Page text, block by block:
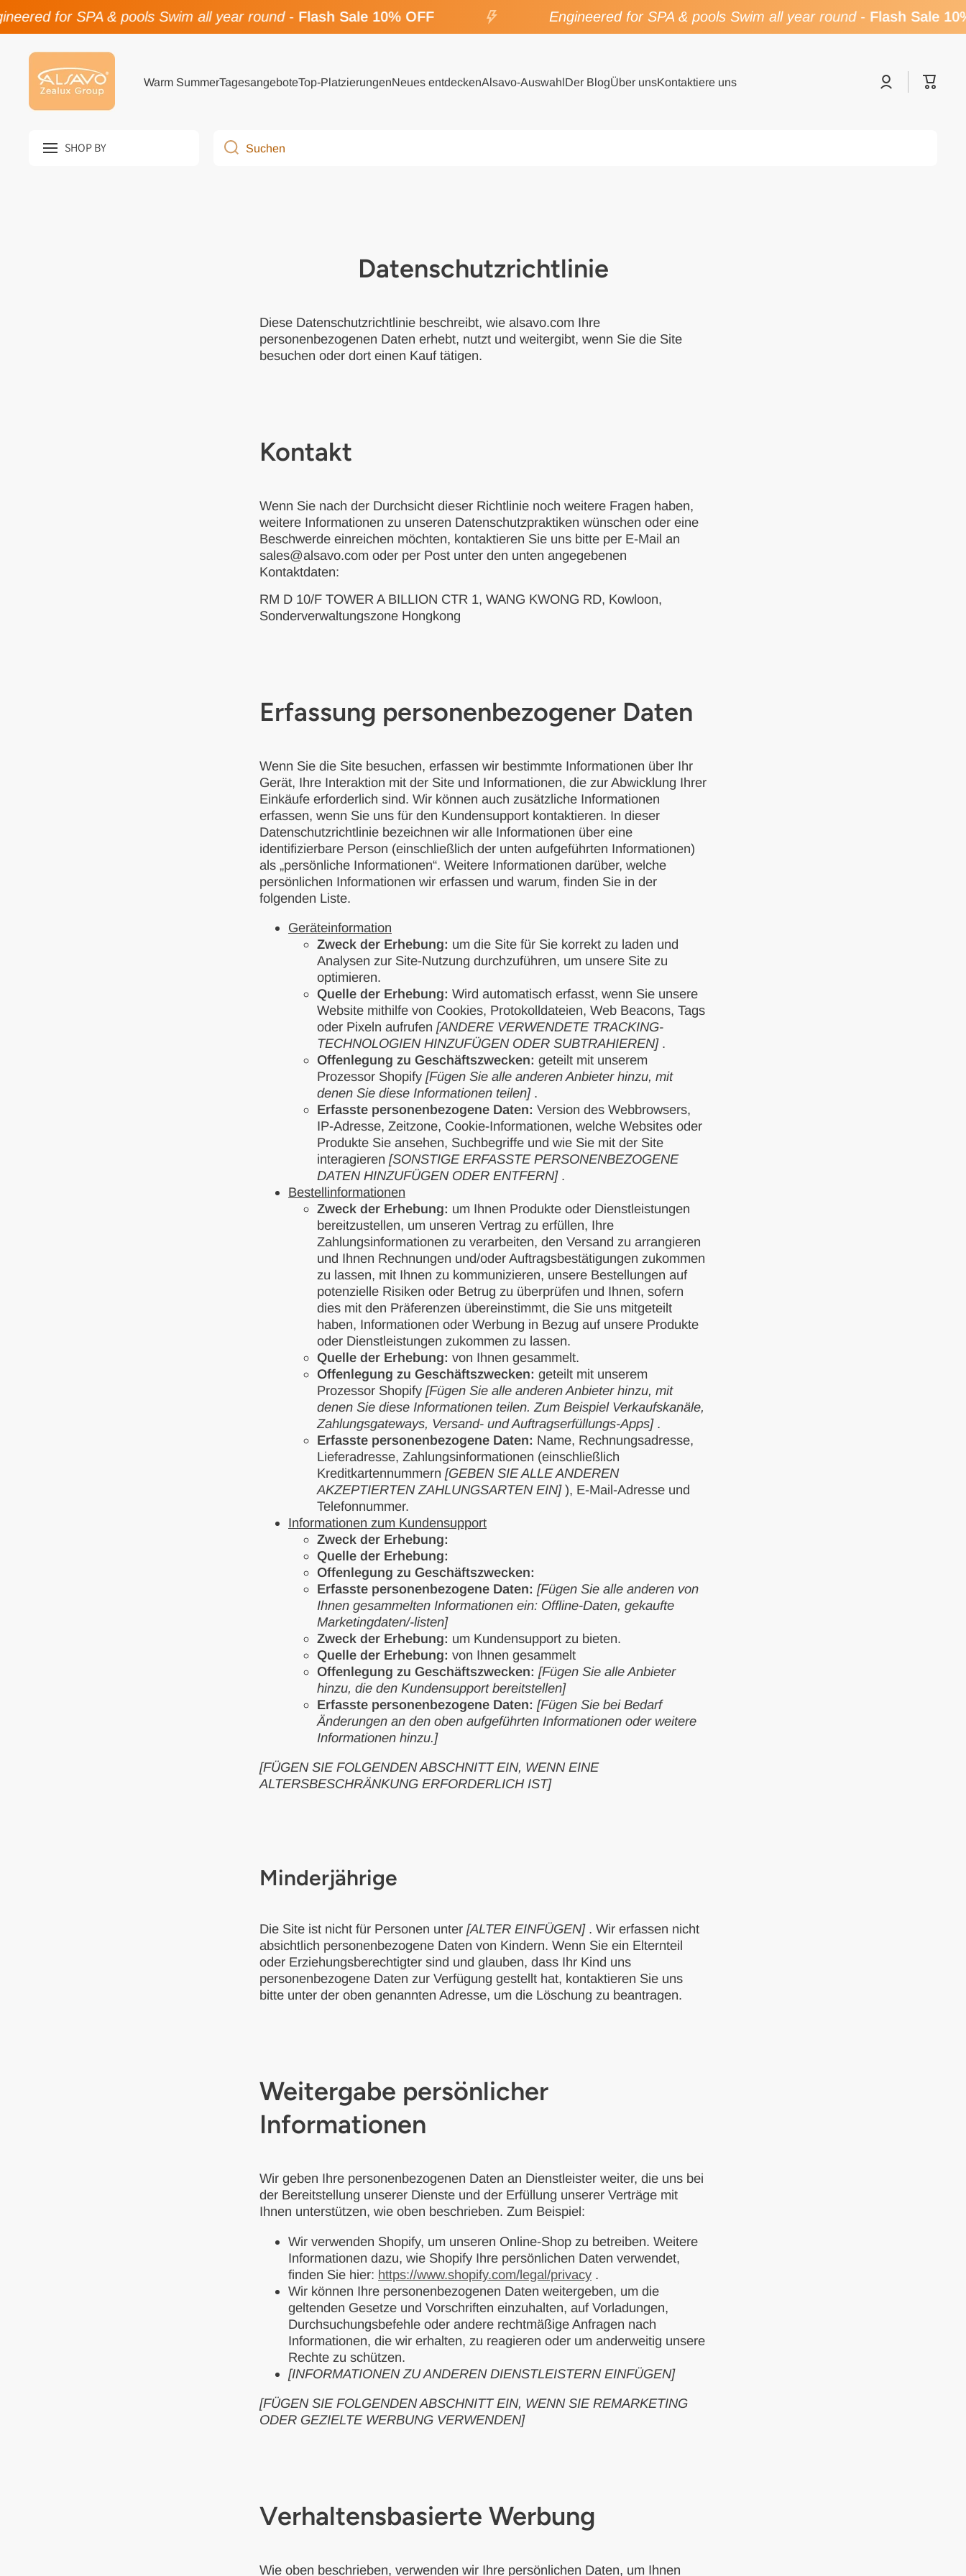
Direkt zum Inhalt
for SPA & pools Swim all year round-Flash Sale 10% OFF Engineered for SPA & pools Swim all year round-Flash Sale 10%
Warm SummerTagesangeboteTop-PlatzierungenNeues entdeckenAlsavo-AuswahlDer BlogÜber unsKontaktiere uns Einloggen
SHOP BY Suchen
Datenschutzrichtlinie
Diese Datenschutzrichtlinie beschreibt, wie alsavo.com Ihre
personenbezogenen Daten erhebt, nutzt und weitergibt, wenn Sie die Site
besuchen oder dort einen Kauf tätigen.
Kontakt
Wenn Sie nach der Durchsicht dieser Richtlinie noch weitere Fragen haben,
weitere Informationen zu unseren Datenschutzpraktiken wünschen oder eine
Beschwerde einreichen möchten, kontaktieren Sie uns bitte per E-Mail an
sales@alsavo.com oder per Post unter den unten angegebenen
Kontaktdaten:
RM D 10/F TOWER A BILLION CTR 1, WANG KWONG RD, Kowloon,
Sonderverwaltungszone Hongkong
Erfassung personenbezogener Daten
Wenn Sie die Site besuchen, erfassen wir bestimmte Informationen über Ihr
Gerät, Ihre Interaktion mit der Site und Informationen, die zur Abwicklung Ihrer
Einkäufe erforderlich sind. Wir können auch zusätzliche Informationen
erfassen, wenn Sie uns für den Kundensupport kontaktieren. In dieser
Datenschutzrichtlinie bezeichnen wir alle Informationen über eine
identifizierbare Person (einschließlich der unten aufgeführten Informationen)
als „persönliche Informationen“. Weitere Informationen darüber, welche
persönlichen Informationen wir erfassen und warum, finden Sie in der
folgenden Liste.
Geräteinformation
Zweck der Erhebung: um die Site für Sie korrekt zu laden und
Analysen zur Site-Nutzung durchzuführen, um unsere Site zu
optimieren.
Quelle der Erhebung: Wird automatisch erfasst, wenn Sie unsere
Website mithilfe von Cookies, Protokolldateien, Web Beacons, Tags
oder Pixeln aufrufen [ANDERE VERWENDETE TRACKING-
TECHNOLOGIEN HINZUFÜGEN ODER SUBTRAHIEREN].
Offenlegung zu Geschäftszwecken: geteilt mit unserem
Prozessor Shopify [Fügen Sie alle anderen Anbieter hinzu, mit
denen Sie diese Informationen teilen].
Erfasste personenbezogene Daten: Version des Webbrowsers,
IP-Adresse, Zeitzone, Cookie-Informationen, welche Websites oder
Produkte Sie ansehen, Suchbegriffe und wie Sie mit der Site
interagieren [SONSTIGE ERFASSTE PERSONENBEZOGENE
DATEN HINZUFÜGEN ODER ENTFERN].
Bestellinformationen
Zweck der Erhebung: um Ihnen Produkte oder Dienstleistungen
bereitzustellen, um unseren Vertrag zu erfüllen, Ihre
Zahlungsinformationen zu verarbeiten, den Versand zu arrangieren
und Ihnen Rechnungen und/oder Auftragsbestätigungen zukommen
zu lassen, mit Ihnen zu kommunizieren, unsere Bestellungen auf
potenzielle Risiken oder Betrug zu überprüfen und Ihnen, sofern
dies mit den Präferenzen übereinstimmt, die Sie uns mitgeteilt
haben, Informationen oder Werbung in Bezug auf unsere Produkte
oder Dienstleistungen zukommen zu lassen.
Quelle der Erhebung: von Ihnen gesammelt.
Offenlegung zu Geschäftszwecken: geteilt mit unserem
Prozessor Shopify [Fügen Sie alle anderen Anbieter hinzu, mit
denen Sie diese Informationen teilen. Zum Beispiel Verkaufskanäle,
Zahlungsgateways, Versand- und Auftragserfüllungs-Apps].
Erfasste personenbezogene Daten: Name, Rechnungsadresse,
Lieferadresse, Zahlungsinformationen (einschließlich
Kreditkartennummern [GEBEN SIE ALLE ANDEREN
AKZEPTIERTEN ZAHLUNGSARTEN EIN]), E-Mail-Adresse und
Telefonnummer.
Informationen zum Kundensupport
Zweck der Erhebung:
Quelle der Erhebung:
Offenlegung zu Geschäftszwecken:
Erfasste personenbezogene Daten: [Fügen Sie alle anderen von
Ihnen gesammelten Informationen ein: Offline-Daten, gekaufte
Marketingdaten/-listen]
Zweck der Erhebung: um Kundensupport zu bieten.
Quelle der Erhebung: von Ihnen gesammelt
Offenlegung zu Geschäftszwecken: [Fügen Sie alle Anbieter
hinzu, die den Kundensupport bereitstellen]
Erfasste personenbezogene Daten: [Fügen Sie bei Bedarf
Änderungen an den oben aufgeführten Informationen oder weitere
Informationen hinzu.]
[FÜGEN SIE FOLGENDEN ABSCHNITT EIN, WENN EINE
ALTERSBESCHRÄNKUNG ERFORDERLICH IST]
Minderjährige
Die Site ist nicht für Personen unter [ALTER EINFÜGEN]. Wir erfassen nicht
absichtlich personenbezogene Daten von Kindern. Wenn Sie ein Elternteil
oder Erziehungsberechtigter sind und glauben, dass Ihr Kind uns
personenbezogene Daten zur Verfügung gestellt hat, kontaktieren Sie uns
bitte unter der oben genannten Adresse, um die Löschung zu beantragen.
Weitergabe persönlicher
Informationen
Wir geben Ihre personenbezogenen Daten an Dienstleister weiter, die uns bei
der Bereitstellung unserer Dienste und der Erfüllung unserer Verträge mit
Ihnen unterstützen, wie oben beschrieben. Zum Beispiel:
Wir verwenden Shopify, um unseren Online-Shop zu betreiben. Weitere
Informationen dazu, wie Shopify Ihre persönlichen Daten verwendet,
finden Sie hier: https://www.shopify.com/legal/privacy .
Wir können Ihre personenbezogenen Daten weitergeben, um die
geltenden Gesetze und Vorschriften einzuhalten, auf Vorladungen,
Durchsuchungsbefehle oder andere rechtmäßige Anfragen nach
Informationen, die wir erhalten, zu reagieren oder um anderweitig unsere
Rechte zu schützen.
[INFORMATIONEN ZU ANDEREN DIENSTLEISTERN EINFÜGEN]
[FÜGEN SIE FOLGENDEN ABSCHNITT EIN, WENN SIE REMARKETING
ODER GEZIELTE WERBUNG VERWENDEN]
Verhaltensbasierte Werbung
Wie oben beschrieben, verwenden wir Ihre persönlichen Daten, um Ihnen